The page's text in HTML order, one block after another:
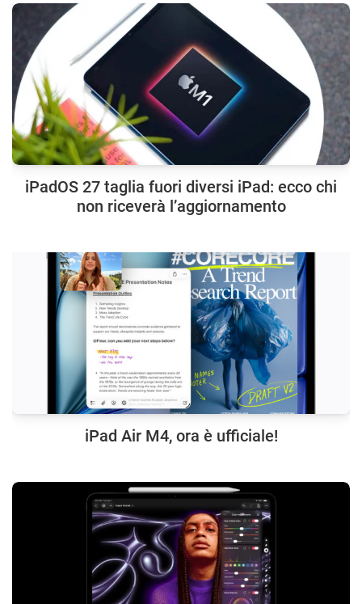
iPadOS 27 taglia fuori diversi iPad: ecco chi
non riceverà l’aggiornamento
iPad Air M4, ora è ufficiale!